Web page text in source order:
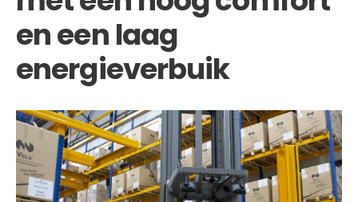
en een laag
energieverbuik